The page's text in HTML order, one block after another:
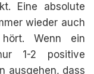
Eine absolute
wieder auch
Wenn ein
1-2 positive
ausgehen, dass